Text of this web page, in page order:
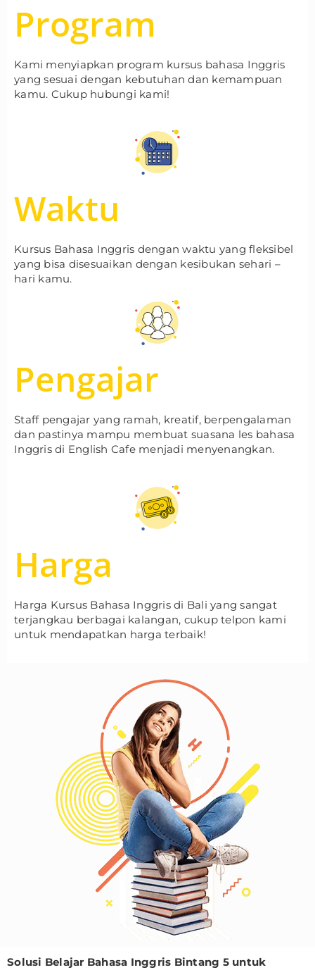
Program
Kami menyiapkan program kursus bahasa Inggris
yang sesuai dengan kebutuhan dan kemampuan
kamu. Cukup hubungi kami!
Waktu
Kursus Bahasa Inggris dengan waktu yang fleksibel
yang bisa disesuaikan dengan kesibukan sehari –
hari kamu.
Pengajar
Staff pengajar yang ramah, kreatif, berpengalaman
dan pastinya mampu membuat suasana les bahasa
Inggris di English Cafe menjadi menyenangkan.
Harga
Harga Kursus Bahasa Inggris di Bali yang sangat
terjangkau berbagai kalangan, cukup telpon kami
untuk mendapatkan harga terbaik!
Solusi Belajar Bahasa Inggris Bintang 5 untuk